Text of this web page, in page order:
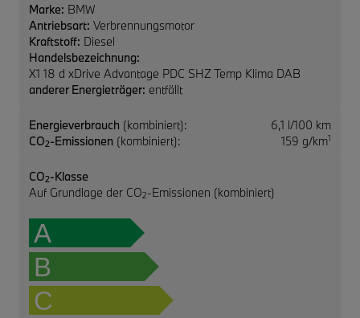
Marke: BMW
Antriebsart: Verbrennungsmotor
Kraftstoff: Diesel
Handelsbezeichnung:
X1 18 d xDrive Advantage PDC SHZ Temp Klima DAB
anderer Energieträger: entfällt
Energieverbrauch (kombiniert):
6,1 l/100 km
CO2-Emissionen (kombiniert): 159 g/km1
CO2-Klasse
Auf Grundlage der CO2-Emissionen (kombiniert)
A
B
C